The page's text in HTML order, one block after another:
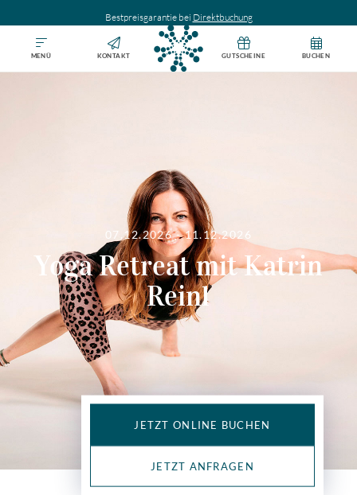
Bestpreisgarantie bei Direktbuchung
MENÜ KONTAKT GUTSCHEINE BUCHEN
07.12.2026 - 11.12.2026
Yoga Retreat mit Katrin
Reinl
JETZT ONLINE BUCHEN
JETZT ANFRAGEN